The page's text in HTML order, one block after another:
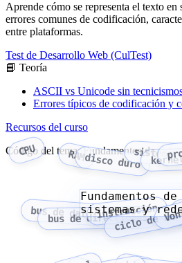
Aprende cómo se representa el texto
errores comunes de codificación,
entre plataformas.
Test de Desarrollo Web (CulTest)
📘 Teoría
ASCII vs Unicode sin
Errores típicos de codificación y
Recursos del curso
Código del tema: Fundamentos de
CPU RAMdisco durosistema
bus de datos
bus de direcciones
instrucción
ciclo de
Fundamentos de
sistemas y